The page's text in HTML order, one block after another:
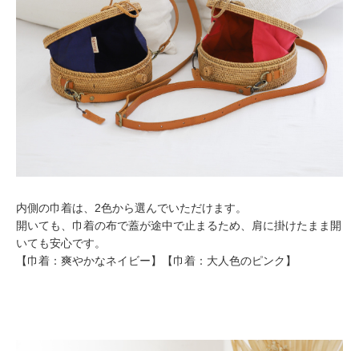
内側の巾着は、2色から選んでいただけます。
開いても、巾着の布で蓋が途中で止まるため、肩に掛けたまま開
いても安心です。
【巾着：爽やかなネイビー】【巾着：大人色のピンク】